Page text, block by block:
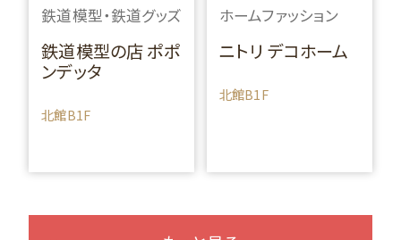
鉄道模型・鉄道グッズ
鉄道模型の店 ポポ
ンデッタ
北館B1F
ホームファッション
ニトリ デコホーム
北館B1F